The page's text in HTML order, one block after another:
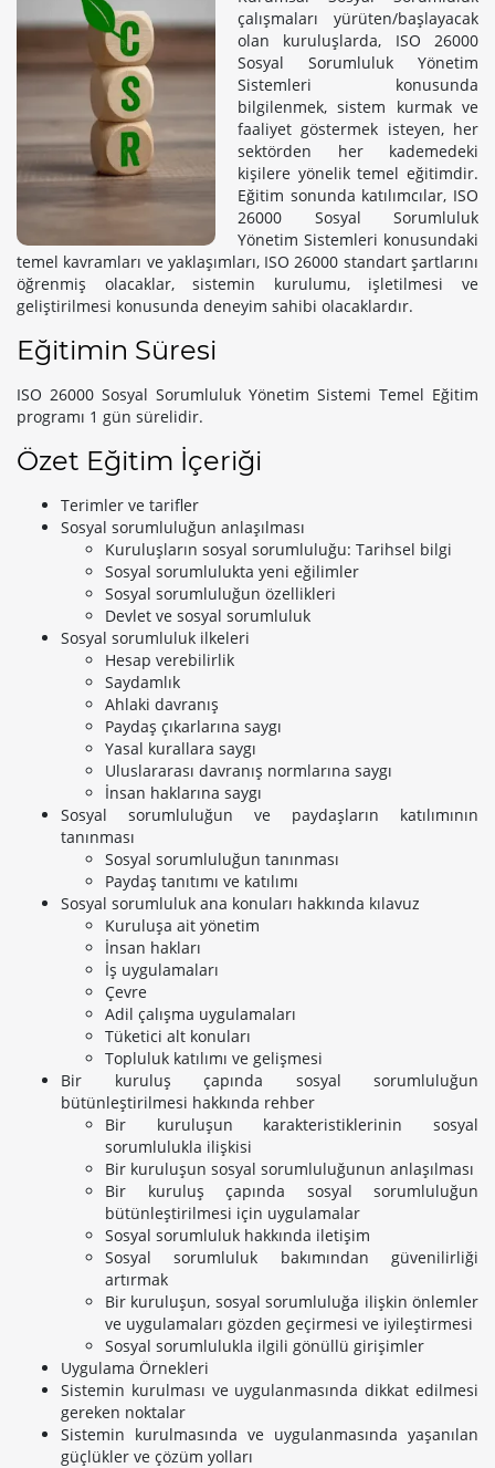
çalışmaları yürüten/başlayacak
olan kuruluşlarda, ISO 26000
Sosyal Sorumluluk Yönetim
Sistemleri konusunda
bilgilenmek, sistem kurmak ve
faaliyet göstermek isteyen, her
sektörden her kademedeki
kişilere yönelik temel eğitimdir.
Eğitim sonunda katılımcılar, ISO
26000 Sosyal Sorumluluk
Yönetim Sistemleri konusundaki
temel kavramları ve yaklaşımları, ISO 26000 standart şartlarını
öğrenmiş olacaklar, sistemin kurulumu, işletilmesi ve
geliştirilmesi konusunda deneyim sahibi olacaklardır.
Eğitimin Süresi
ISO 26000 Sosyal Sorumluluk Yönetim Sistemi Temel Eğitim
programı 1 gün sürelidir.
Özet Eğitim İçeriği
Terimler ve tarifler
Sosyal sorumluluğun anlaşılması
Kuruluşların sosyal sorumluluğu: Tarihsel bilgi
Sosyal sorumlulukta yeni eğilimler
Sosyal sorumluluğun özellikleri
Devlet ve sosyal sorumluluk
Sosyal sorumluluk ilkeleri
Hesap verebilirlik
Saydamlık
Ahlaki davranış
Paydaş çıkarlarına saygı
Yasal kurallara saygı
Uluslararası davranış normlarına saygı
İnsan haklarına saygı
Sosyal sorumluluğun ve paydaşların katılımının
tanınması
Sosyal sorumluluğun tanınması
Paydaş tanıtımı ve katılımı
Sosyal sorumluluk ana konuları hakkında kılavuz
Kuruluşa ait yönetim
İnsan hakları
İş uygulamaları
Çevre
Adil çalışma uygulamaları
Tüketici alt konuları
Topluluk katılımı ve gelişmesi
Bir kuruluş çapında sosyal sorumluluğun
bütünleştirilmesi hakkında rehber
Bir kuruluşun karakteristiklerinin sosyal
sorumlulukla ilişkisi
Bir kuruluşun sosyal sorumluluğunun anlaşılması
Bir kuruluş çapında sosyal sorumluluğun
bütünleştirilmesi için uygulamalar
Sosyal sorumluluk hakkında iletişim
Sosyal sorumluluk bakımından güvenilirliği
artırmak
Bir kuruluşun, sosyal sorumluluğa ilişkin önlemler
ve uygulamaları gözden geçirmesi ve iyileştirmesi
Sosyal sorumlulukla ilgili gönüllü girişimler
Uygulama Örnekleri
Sistemin kurulması ve uygulanmasında dikkat edilmesi
gereken noktalar
Sistemin kurulmasında ve uygulanmasında yaşanılan
güçlükler ve çözüm yolları